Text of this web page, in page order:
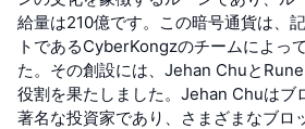
給量は210億です。この暗号通貨は、
トであるCyberKongzのチームによっ
た。その創設には、Jehan Chuと
役割を果たしました。Jehan Chuはブ
著名な投資家であり、さまざまなブロ